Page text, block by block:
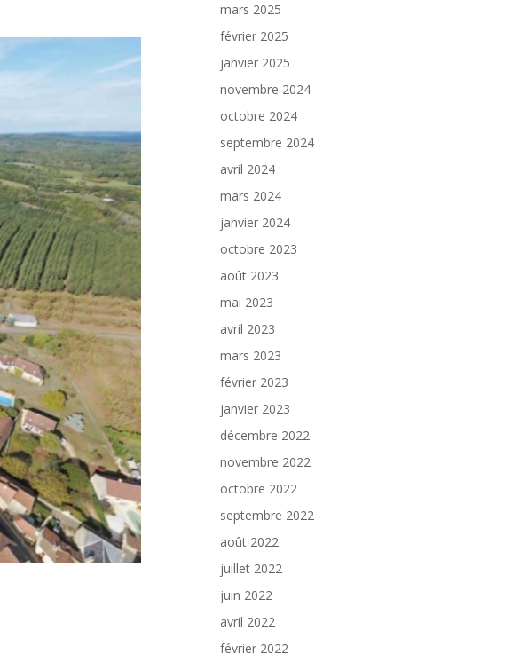
mars 2025
février 2025
janvier 2025
novembre 2024
octobre 2024
septembre 2024
avril 2024
mars 2024
janvier 2024
octobre 2023
août 2023
mai 2023
avril 2023
mars 2023
février 2023
janvier 2023
décembre 2022
novembre 2022
octobre 2022
septembre 2022
août 2022
juillet 2022
juin 2022
avril 2022
février 2022